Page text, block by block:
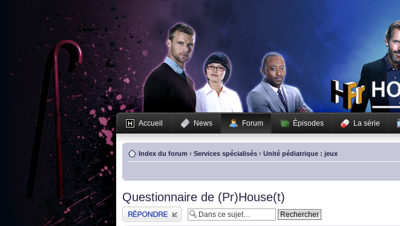
Accueil News Forum Épisodes La série
Index du forum ‹ Services spécialisés ‹ Unité pédiatrique : jeux
Questionnaire de (Pr)House(t)
Publier une réponse